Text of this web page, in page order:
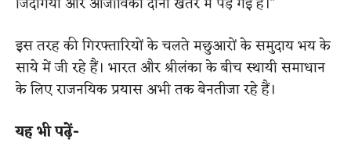
इस तरह की गिरफ्तारियों के चलते मछुआरों के समुदाय भय के
साये में जी रहे हैं। भारत और श्रीलंका के बीच स्थायी समाधान
के लिए राजनयिक प्रयास अभी तक बेनतीजा रहे हैं।
यह भी पढ़ें-